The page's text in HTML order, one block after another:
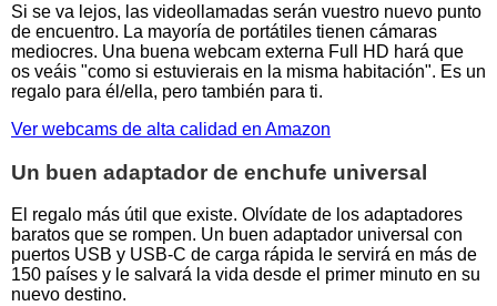
Si se va lejos, las videollamadas serán vuestro nuevo punto
de encuentro. La mayoría de portátiles tienen cámaras
mediocres. Una buena webcam externa Full HD hará que
os veáis "como si estuvierais en la misma habitación". Es un
regalo para él/ella, pero también para ti.
Ver webcams de alta calidad en Amazon
Un buen adaptador de enchufe universal
El regalo más útil que existe. Olvídate de los adaptadores
baratos que se rompen. Un buen adaptador universal con
puertos USB y USB-C de carga rápida le servirá en más de
150 países y le salvará la vida desde el primer minuto en su
nuevo destino.